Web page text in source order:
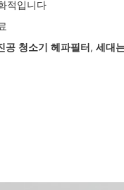
적입니다
공 청소기 헤파필터 , 세대